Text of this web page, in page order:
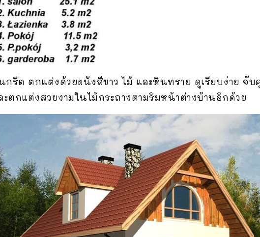
กรีต ตกแต่งด้วยผนังสีขาว ไม้ และหินทราย ดูเรียบง่าย จับ
ะตกแต่งสวยงามในไม้กระถางตามริมหน้าต่างบ้านอีกด้วย